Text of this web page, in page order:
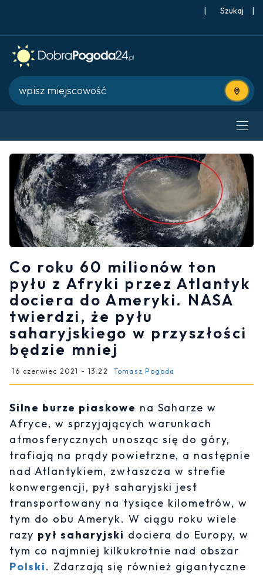
| |
Użyj
Co roku 60 milionów ton
pyłu z Afryki przez Atlantyk
dociera do Ameryki. NASA
twierdzi, że pyłu
saharyjskiego w przyszłości
będzie mniej
16 czerwiec 2021 - 13:22 Tomasz Pogoda
Silne burze piaskowe na Saharze w
Afryce, w sprzyjających warunkach
atmosferycznych unosząc się do góry,
trafiają na prądy powietrzne, a następnie
nad Atlantykiem, zwłaszcza w strefie
konwergencji, pył saharyjski jest
transportowany na tysiące kilometrów, w
tym do obu Ameryk. W ciągu roku wiele
razy pył saharyjski dociera do Europy, w
tym co najmniej kilkukrotnie nad obszar
Polski. Zdarzają się również gigantyczne